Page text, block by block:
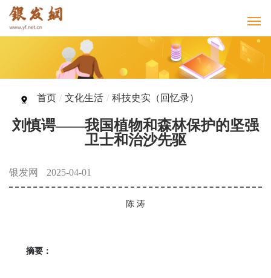
首页 / 文化生活 / 科技史实（回忆录）
刘慎谔——我国植物和森林保护的坚强
卫士和治沙先驱
银发网 2025-04-01
陈 涛
摘要：